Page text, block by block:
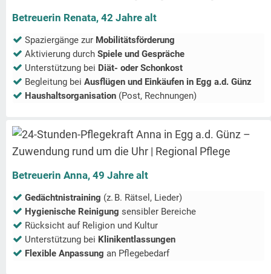
Betreuerin Renata, 42 Jahre alt
Spaziergänge zur Mobilitätsförderung
Aktivierung durch Spiele und Gespräche
Unterstützung bei Diät- oder Schonkost
Begleitung bei Ausflügen und Einkäufen in Egg a.d. Günz
Haushaltsorganisation (Post, Rechnungen)
Betreuerin Anna, 49 Jahre alt
Gedächtnistraining (z. B. Rätsel, Lieder)
Hygienische Reinigung sensibler Bereiche
Rücksicht auf Religion und Kultur
Unterstützung bei Klinikentlassungen
Flexible Anpassung an Pflegebedarf